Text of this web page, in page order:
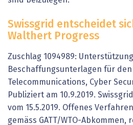
Swissgrid entscheidet
Walthert Progress
Zuschlag 1094989:
Beschaffungsunterlagen für den
Telecommunications, Cyber
Publiziert am 10.9.2019.
vom 15.5.2019. Offenes
gemäss GATT/WTO-Abkommen,